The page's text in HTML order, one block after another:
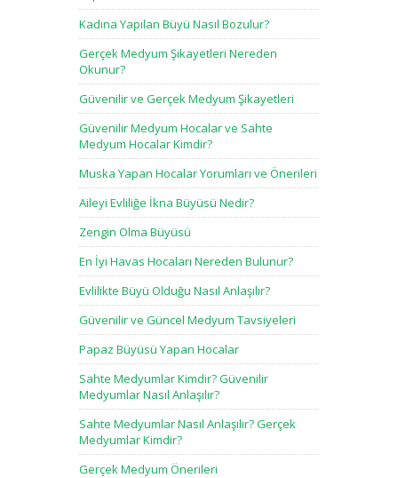
Kadına Yapılan Büyü Nasıl Bozulur?
Gerçek Medyum Şikayetleri Nereden
Okunur?
Güvenilir ve Gerçek Medyum Şikayetleri
Güvenilir Medyum Hocalar ve Sahte
Medyum Hocalar Kimdir?
Muska Yapan Hocalar Yorumları ve Önerileri
Aileyi Evliliğe İkna Büyüsü Nedir?
Zengin Olma Büyüsü
En İyi Havas Hocaları Nereden Bulunur?
Evlilikte Büyü Olduğu Nasıl Anlaşılır?
Güvenilir ve Güncel Medyum Tavsiyeleri
Papaz Büyüsü Yapan Hocalar
Sahte Medyumlar Kimdir? Güvenilir
Medyumlar Nasıl Anlaşılır?
Sahte Medyumlar Nasıl Anlaşılır? Gerçek
Medyumlar Kimdir?
Gerçek Medyum Önerileri